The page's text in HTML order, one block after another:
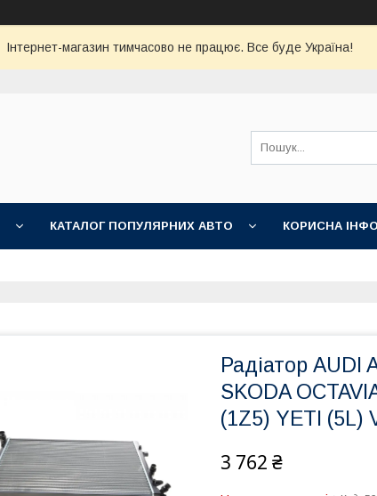
Інтернет-магазин тимчасово не працює. Все буде Україна!
КАТАЛОГ ПОПУЛЯРНИХ АВТО КОРИСНА
Радіатор AUDI
SKODA
(1Z5) YETI (5L)
3 762 ₴